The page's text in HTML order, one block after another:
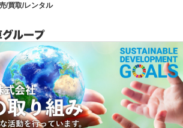
/買取/レンタル